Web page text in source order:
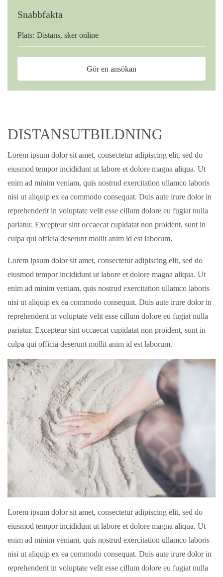
DISTANSUTBILDNING
Lorem ipsum dolor sit amet, consectetur adipiscing elit, sed do
eiusmod tempor incididunt ut labore et dolore magna aliqua. Ut
enim ad minim veniam, quis nostrud exercitation ullamco laboris
nisi ut aliquip ex ea commodo consequat. Duis aute irure dolor in
reprehenderit in voluptate velit esse cillum dolore eu fugiat nulla
pariatur. Excepteur sint occaecat cupidatat non proident, sunt in
culpa qui officia deserunt mollit anim id est laborum.
Lorem ipsum dolor sit amet, consectetur adipiscing elit, sed do
eiusmod tempor incididunt ut labore et dolore magna aliqua. Ut
enim ad minim veniam, quis nostrud exercitation ullamco laboris
nisi ut aliquip ex ea commodo consequat. Duis aute irure dolor in
reprehenderit in voluptate velit esse cillum dolore eu fugiat nulla
pariatur. Excepteur sint occaecat cupidatat non proident, sunt in
culpa qui officia deserunt mollit anim id est laborum.
Lorem ipsum dolor sit amet, consectetur adipiscing elit, sed do
eiusmod tempor incididunt ut labore et dolore magna aliqua. Ut
enim ad minim veniam, quis nostrud exercitation ullamco laboris
nisi ut aliquip ex ea commodo consequat. Duis aute irure dolor in
reprehenderit in voluptate velit esse cillum dolore eu fugiat nulla
Snabbfakta
Plats: Distans, sker online
Gör en ansökan